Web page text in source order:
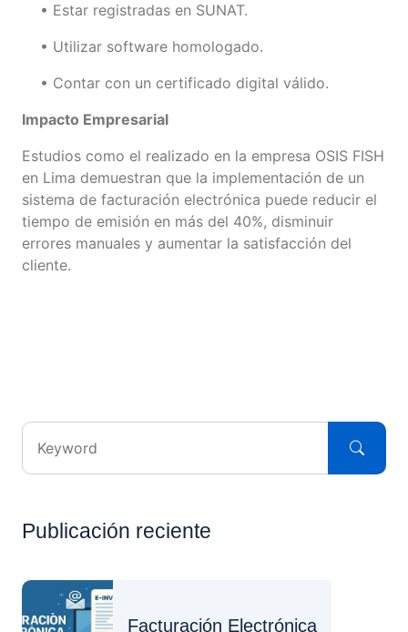
• Estar registradas en SUNAT.
• Utilizar software homologado.
• Contar con un certificado digital válido.
Impacto Empresarial
Estudios como el realizado en la empresa OSIS FISH
en Lima demuestran que la implementación de un
sistema de facturación electrónica puede reducir el
tiempo de emisión en más del 40%, disminuir
errores manuales y aumentar la satisfacción del
cliente.
Publicación reciente
Facturación Electrónica